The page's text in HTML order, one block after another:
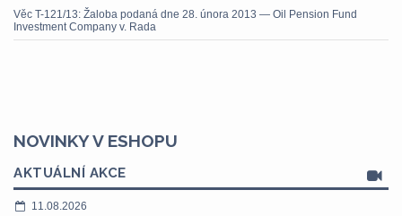
Věc T-121/13: Žaloba podaná dne 28. února 2013 — Oil Pension Fund
Investment Company v. Rada
NOVINKY V ESHOPU
AKTUÁLNÍ AKCE
11.08.2026